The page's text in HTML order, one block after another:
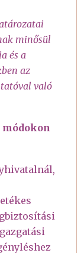
minősül
és a
az
való
módokon